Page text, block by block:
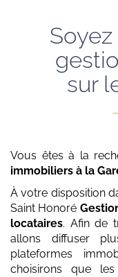
sur
Vous êtes à la
immobiliers à la
À votre disposition
Saint Honoré
locataires. Afin de
allons diffuser
plateformes
choisirons que les